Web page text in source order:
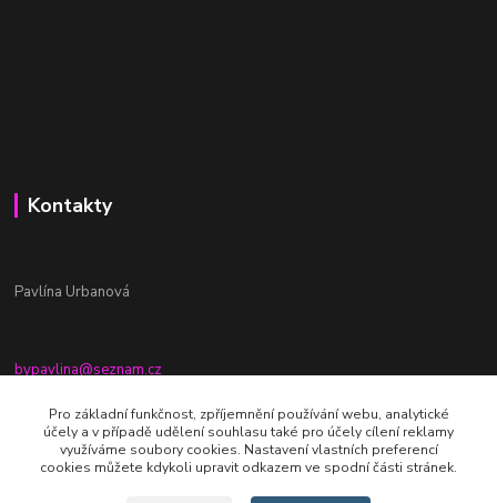
Kontakty
Pavlína Urbanová
bypavlina@seznam.cz
+420774917196
Fb stránka - By pavlina
Pro základní funkčnost, zpříjemnění používání webu, analytické
účely a v případě udělení souhlasu také pro účely cílení reklamy
využíváme soubory cookies. Nastavení vlastních preferencí
cookies můžete kdykoli upravit odkazem ve spodní části stránek.